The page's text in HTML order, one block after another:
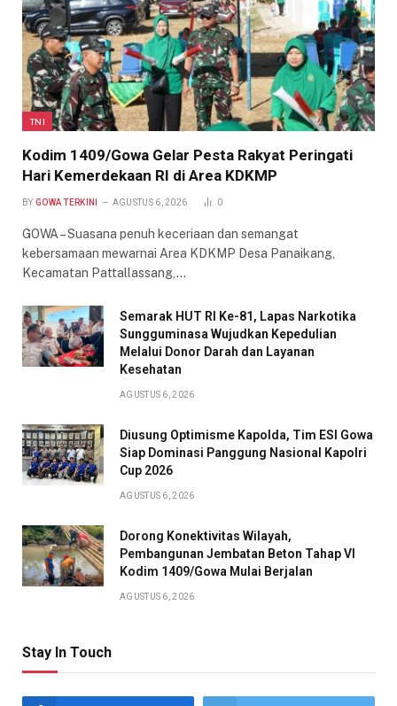
TNI
Kodim 1409/Gowa Gelar Pesta Rakyat Peringati
Hari Kemerdekaan RI di Area KDKMP
BY GOWA TERKINI AGUSTUS 6, 2026 0
GOWA – Suasana penuh keceriaan dan semangat
kebersamaan mewarnai Area KDKMP Desa Panaikang,
Kecamatan Pattallassang,…
Semarak HUT RI Ke-81, Lapas Narkotika
Sungguminasa Wujudkan Kepedulian
Melalui Donor Darah dan Layanan
Kesehatan
AGUSTUS 6, 2026
Diusung Optimisme Kapolda, Tim ESI Gowa
Siap Dominasi Panggung Nasional Kapolri
Cup 2026
AGUSTUS 6, 2026
Dorong Konektivitas Wilayah,
Pembangunan Jembatan Beton Tahap VI
Kodim 1409/Gowa Mulai Berjalan
AGUSTUS 6, 2026
Stay In Touch